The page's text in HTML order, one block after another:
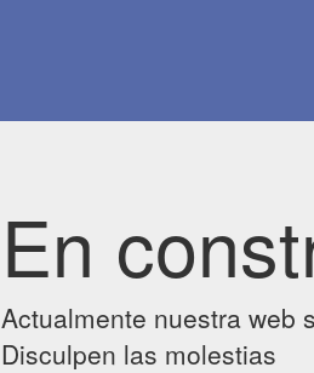
En
Actualmente nuestra web
Disculpen las molestias